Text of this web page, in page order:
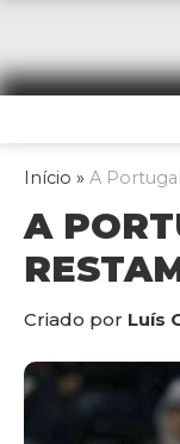
Início » A
A
Criado por Luís